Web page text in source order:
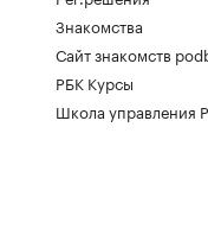
Знакомства
Сайт знакомств
РБК Курсы
Школа управления